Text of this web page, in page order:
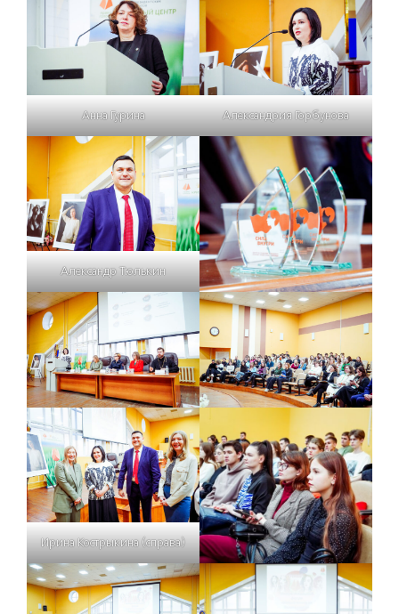
Анна Гурина Александрия Горбунова
Александр Тюлькин
Ирина Кострыкина (справа)